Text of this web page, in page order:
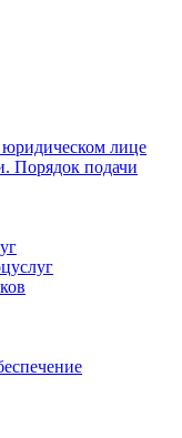
юридическом лице
Порядок подачи